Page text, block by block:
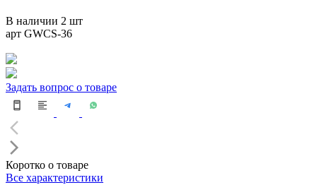
В наличии 2 шт
арт GWCS-36
Задать вопрос о товаре
Коротко о товаре
Все характеристики